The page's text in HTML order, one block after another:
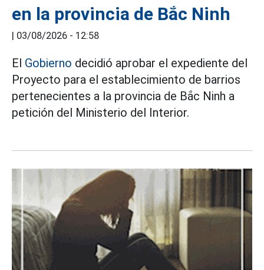
en la provincia de Bắc Ninh
| 03/08/2026 - 12:58
El Gobierno decidió aprobar el expediente del
Proyecto para el establecimiento de barrios
pertenecientes a la provincia de Bắc Ninh a
petición del Ministerio del Interior.